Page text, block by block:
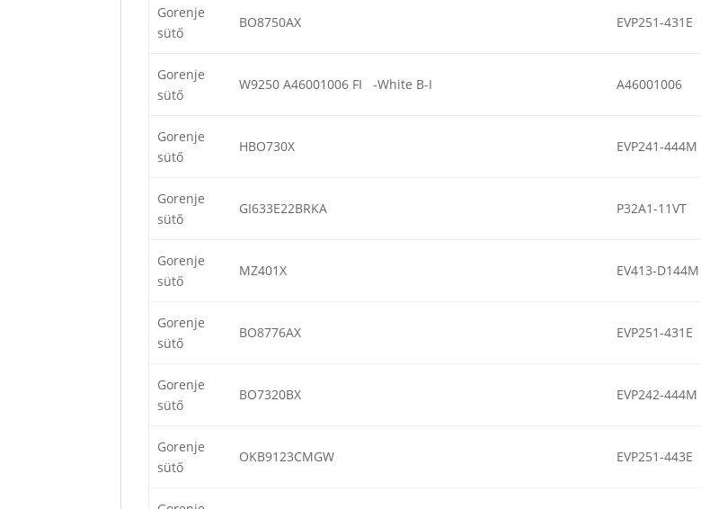
Gorenje
sütő
BO8750AX EVP251-431E
Gorenje
sütő
W9250 A46001006 FI -White B-I A46001006
Gorenje
sütő
HBO730X EVP241-444M
Gorenje
sütő
GI633E22BRKA P32A1-11VT
Gorenje
sütő
MZ401X EV413-D144M
Gorenje
sütő
BO8776AX EVP251-431E
Gorenje
sütő
BO7320BX EVP242-444M
Gorenje
sütő
OKB9123CMGW EVP251-443E